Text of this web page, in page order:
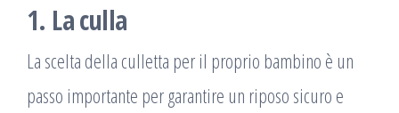
1. La culla
La scelta della culletta per il proprio bambino è un
passo importante per garantire un riposo sicuro e